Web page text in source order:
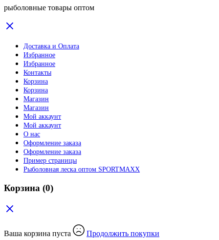
рыболовные товары оптом
Доставка и Оплата
Избранное
Избранное
Контакты
Корзина
Корзина
Магазин
Магазин
Мой аккаунт
Мой аккаунт
О нас
Оформление заказа
Оформление заказа
Пример страницы
Рыболовная леска оптом SPORTMAXX
Корзина (0)
Ваша корзина пуста Продолжить покупки